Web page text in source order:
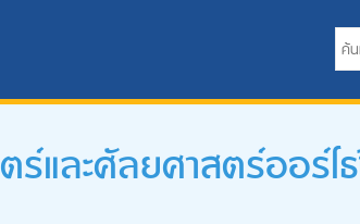
ร์และศัลยศาสตร์ออร์